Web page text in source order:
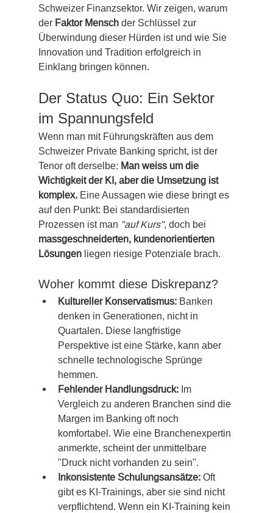
Schweizer Finanzsektor. Wir zeigen, warum
der Faktor Mensch der Schlüssel zur
Überwindung dieser Hürden ist und wie Sie
Innovation und Tradition erfolgreich in
Einklang bringen können.
Der Status Quo: Ein Sektor
im Spannungsfeld
Wenn man mit Führungskräften aus dem
Schweizer Private Banking spricht, ist der
Tenor oft derselbe: Man weiss um die
Wichtigkeit der KI, aber die Umsetzung ist
komplex. Eine Aussagen wie diese bringt es
auf den Punkt: Bei standardisierten
Prozessen ist man "auf Kurs", doch bei
massgeschneiderten, kundenorientierten
Lösungen liegen riesige Potenziale brach.
Woher kommt diese Diskrepanz?
Kultureller Konservatismus: Banken
denken in Generationen, nicht in
Quartalen. Diese langfristige
Perspektive ist eine Stärke, kann aber
schnelle technologische Sprünge
hemmen.
Fehlender Handlungsdruck: Im
Vergleich zu anderen Branchen sind die
Margen im Banking oft noch
komfortabel. Wie eine Branchenexpertin
anmerkte, scheint der unmittelbare
"Druck nicht vorhanden zu sein".
Inkonsistente Schulungsansätze: Oft
gibt es KI-Trainings, aber sie sind nicht
verpflichtend. Wenn ein KI-Training kein